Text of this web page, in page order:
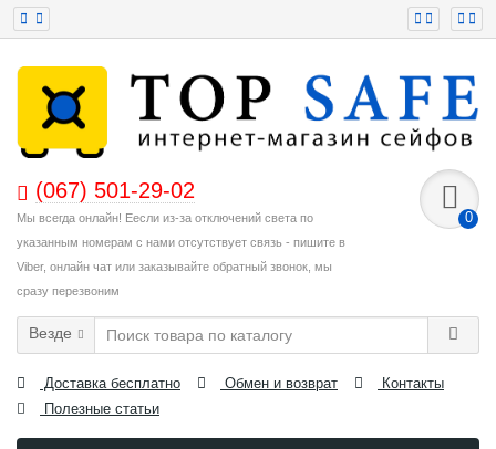
(067) 501-29-02
Мы всегда онлайн! Еесли из-за отключений света по
указанным номерам с нами отсутствует связь - пишите в
Viber, онлайн чат или заказывайте обратный звонок, мы
сразу перезвоним
0
Везде
Доставка бесплатно Обмен и возврат
Контакты
Полезные статьи